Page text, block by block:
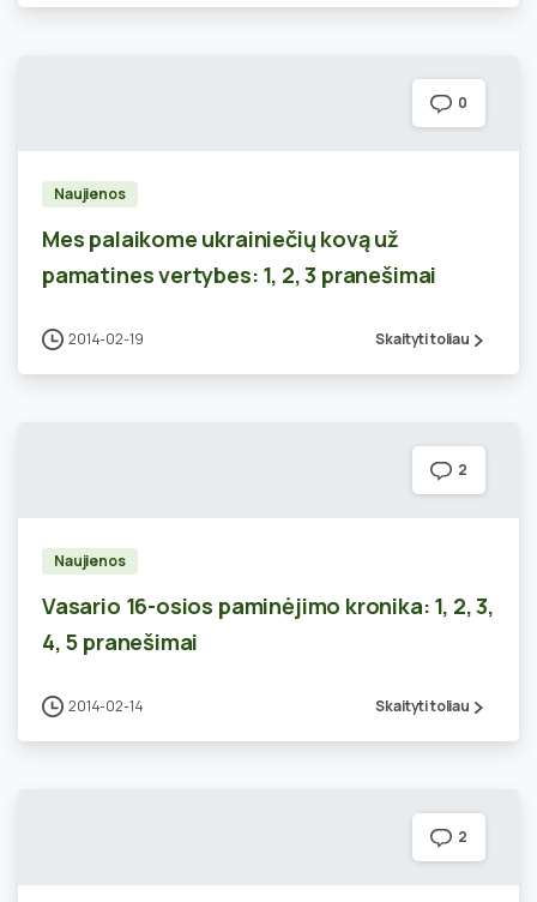
0
Naujienos
Mes palaikome ukrainiečių kovą už
pamatines vertybes: 1, 2, 3 pranešimai
2014-02-19 Skaityti toliau
2
Naujienos
Vasario 16-osios paminėjimo kronika: 1, 2, 3,
4, 5 pranešimai
2014-02-14 Skaityti toliau
2